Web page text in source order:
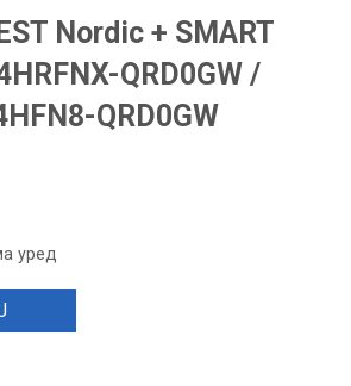
Nordic + SMART
QRD0GW /
QRD0GW
уред